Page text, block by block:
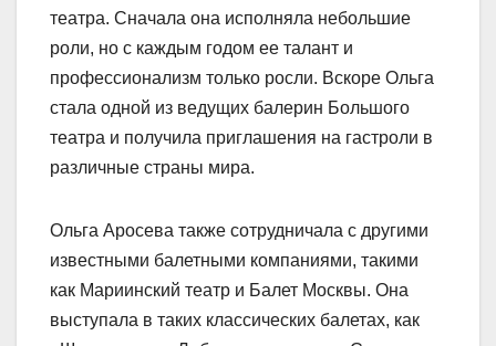
театра. Сначала она исполняла небольшие
роли, но с каждым годом ее талант и
профессионализм только росли. Вскоре Ольга
стала одной из ведущих балерин Большого
театра и получила приглашения на гастроли в
различные страны мира.
Ольга Аросева также сотрудничала с другими
известными балетными компаниями, такими
как Мариинский театр и Балет Москвы. Она
выступала в таких классических балетах, как